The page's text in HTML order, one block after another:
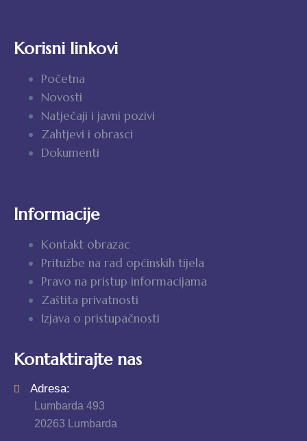
Korisni linkovi
Početna
Novosti
Natječaji i javni pozivi
Zahtjevi i obrasci
Dokumenti
Informacije
Kontakt obrazac
Pritužbe na rad općinskih tijela
Pravo na pristup informacijama
Zaštita privatnosti
Izjava o pristupačnosti
Kontaktirajte nas
Adresa:
Lumbarda 493
20263 Lumbarda